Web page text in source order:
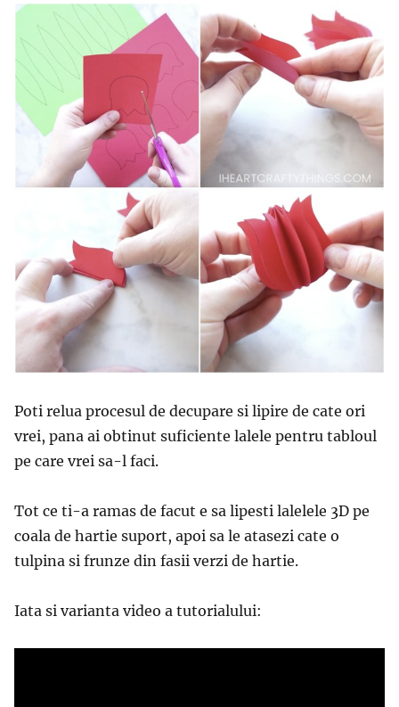
Poti relua procesul de decupare si lipire de cate ori
vrei, pana ai obtinut suficiente lalele pentru tabloul
pe care vrei sa-l faci.
Tot ce ti-a ramas de facut e sa lipesti lalelele 3D pe
coala de hartie suport, apoi sa le atasezi cate o
tulpina si frunze din fasii verzi de hartie.
Iata si varianta video a tutorialului: